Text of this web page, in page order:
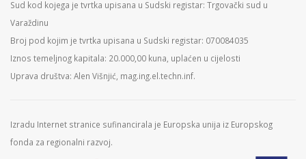
Sud kod kojega je tvrtka upisana u Sudski registar: Trgovački sud u
Varaždinu
Broj pod kojim je tvrtka upisana u Sudski registar: 070084035
Iznos temeljnog kapitala: 20.000,00 kuna, uplaćen u cijelosti
Uprava društva: Alen Višnjić, mag.ing.el.techn.inf.
Izradu Internet stranice sufinancirala je Europska unija iz Europskog
fonda za regionalni razvoj.